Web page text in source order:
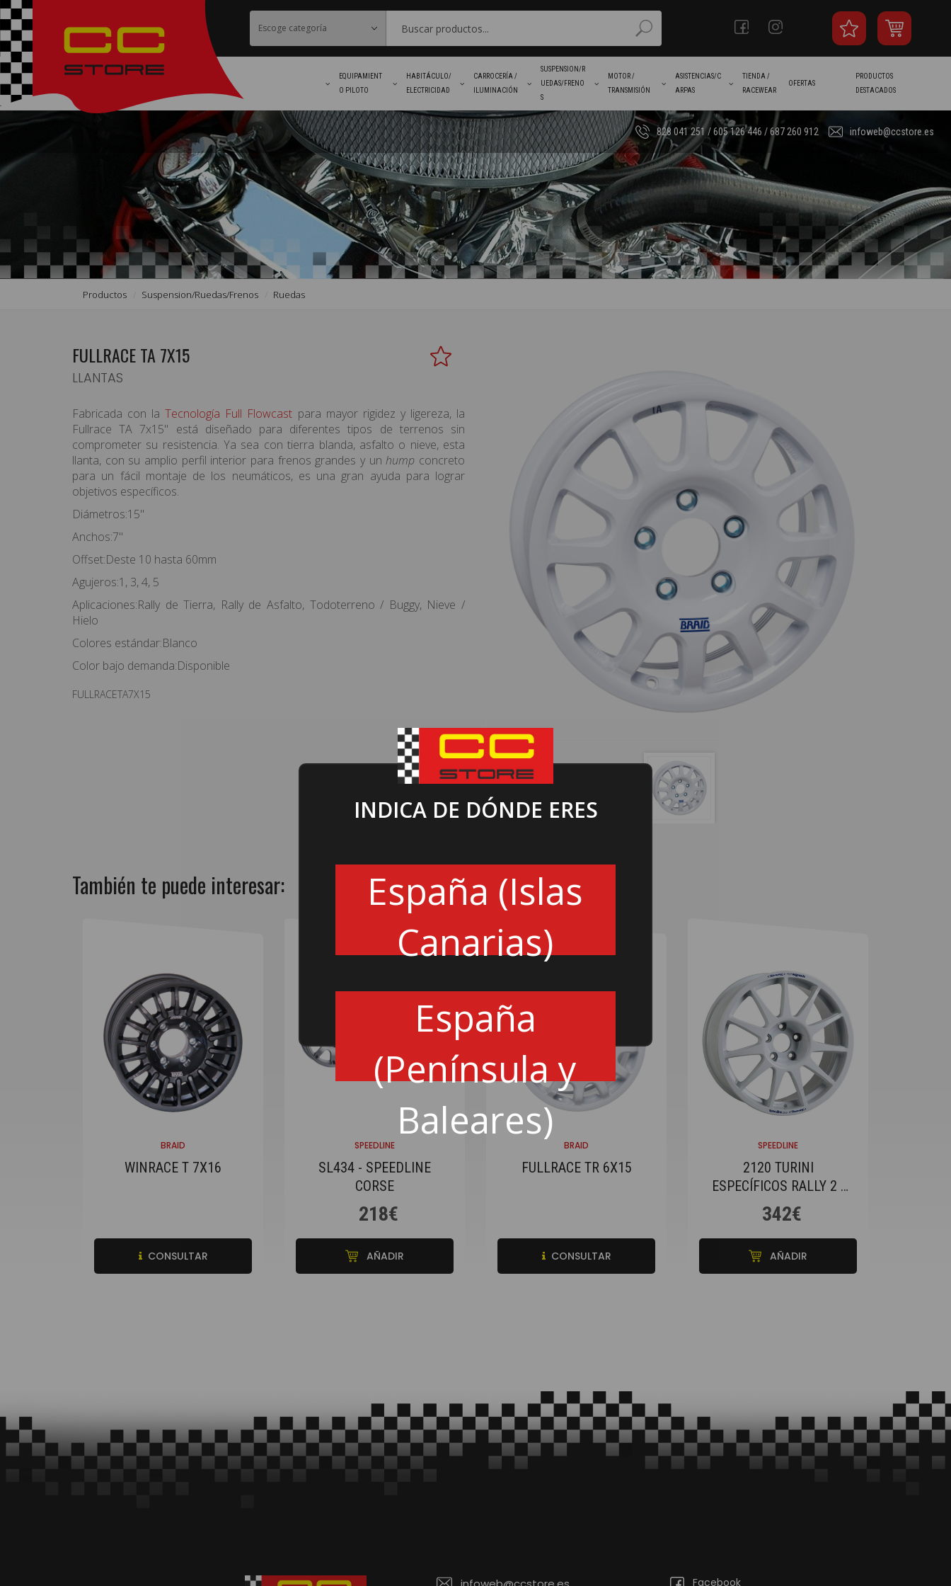
INDICA DE DÓNDE ERES
España (Islas
Canarias)
España
(Península y
Baleares)
EQUIPAMIENT
O PILOTO
HABITÁCULO/
ELECTRICIDAD
CARROCERÍA /
ILUMINACIÓN
SUSPENSION/R
UEDAS/FRENO
S
MOTOR /
TRANSMISIÓN
ASISTENCIAS/C
ARPAS
TIENDA /
RACEWEAR
OFERTAS
PRODUCTOS
DESTACADOS
828 041 251 / 605 126 446 / 687 260 912 infoweb@ccstore.es
Productos Suspension/ruedas/frenos Ruedas
FULLRACE TA 7X15
LLANTAS
Fabricada con laTecnología Full Flowcast para mayor rigidez y ligereza, la
Fullrace TA 7x15" está diseñado para diferentes tipos de terrenos sin
comprometer su resistencia. Ya sea con tierra blanda, asfalto o nieve, esta
llanta, con su amplio perfil interior para frenos grandes y unhump concreto
para un fácil montaje de los neumáticos, es una gran ayuda para lograr
objetivos específicos.
Diámetros:15"
Anchos:7"
Offset:Deste 10 hasta 60mm
Agujeros:1, 3, 4, 5
Aplicaciones:Rally de Tierra, Rally de Asfalto, Todoterreno / Buggy, Nieve /
Hielo
Colores estándar:Blanco
Color bajo demanda:Disponible
FULLRACETA7X15
También te puede interesar:
BRAID
WINRACE T 7X16
CONSULTAR
SPEEDLINE
SL434 - SPEEDLINE
CORSE
218€
AÑADIR
BRAID
FULLRACE TR 6X15
CONSULTAR
SPEEDLINE
2120 TURINI
ESPECÍFICOS RALLY 2 -
SPEEDLINE CORSE
342€
AÑADIR
Facebook
FAVORITOS
EQUIPAMIENTO PILOTO
HABITÁCULO/ELECTRICIDAD
CARROCERÍA / ILUMINACIÓN
SUSPENSION/RUEDAS/FRENOS
MOTOR / TRANSMISIÓN
TIENDA / RACEWEAR
PRODUCTOS DESTACADOS